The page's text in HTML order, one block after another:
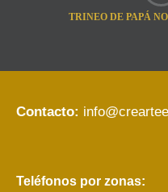
TRINEO DE PAPÁ
Contacto:
Teléfonos por zonas: